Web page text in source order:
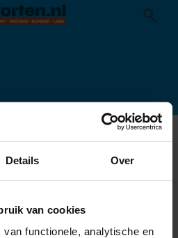
Details Over
van cookies
functionele, analytische en
APRIL-2017-
109-JOHAN-STUART